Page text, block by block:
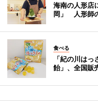
海南の人形店
岡」 人形師
食べる
「紀の川は
飴」、全国販